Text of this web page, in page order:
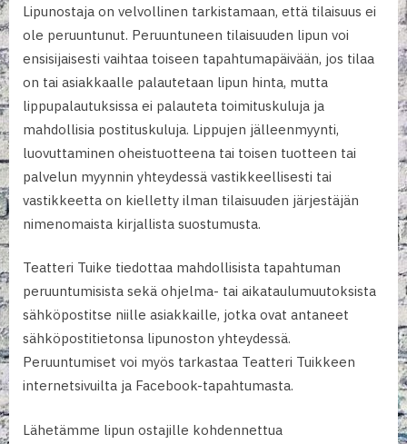
Lipunostaja on velvollinen tarkistamaan, että tilaisuus ei
ole peruuntunut. Peruuntuneen tilaisuuden lipun voi
ensisijaisesti vaihtaa toiseen tapahtumapäivään, jos tilaa
on tai asiakkaalle palautetaan lipun hinta, mutta
lippupalautuksissa ei palauteta toimituskuluja ja
mahdollisia postituskuluja. Lippujen jälleenmyynti,
luovuttaminen oheistuotteena tai toisen tuotteen tai
palvelun myynnin yhteydessä vastikkeellisesti tai
vastikkeetta on kielletty ilman tilaisuuden järjestäjän
nimenomaista kirjallista suostumusta.
Teatteri Tuike tiedottaa mahdollisista tapahtuman
peruuntumisista sekä ohjelma- tai aikataulumuutoksista
sähköpostitse niille asiakkaille, jotka ovat antaneet
sähköpostitietonsa lipunoston yhteydessä.
Peruuntumiset voi myös tarkastaa Teatteri Tuikkeen
internetsivuilta ja Facebook-tapahtumasta.
Lähetämme lipun ostajille kohdennettua